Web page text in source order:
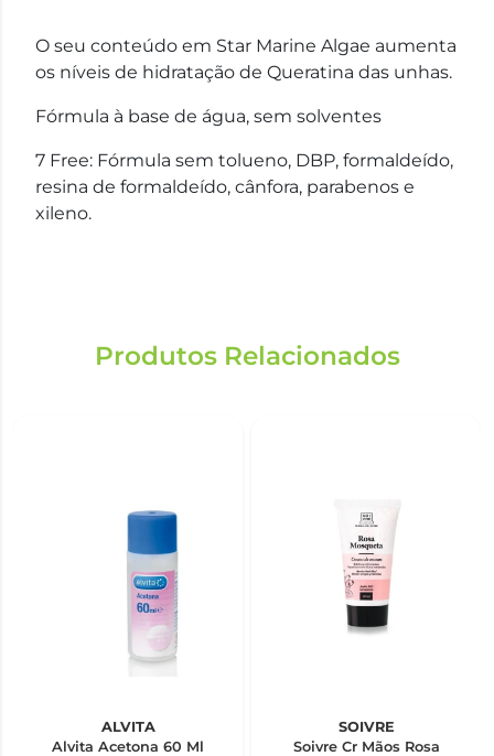
O seu conteúdo em Star Marine Algae aumenta
os níveis de hidratação de Queratina das unhas.
Fórmula à base de água, sem solventes
7 Free: Fórmula sem tolueno, DBP, formaldeído,
resina de formaldeído, cânfora, parabenos e
xileno.
Produtos Relacionados
ALVITA
Alvita Acetona 60 Ml
SOIVRE
Soivre Cr Mãos Rosa